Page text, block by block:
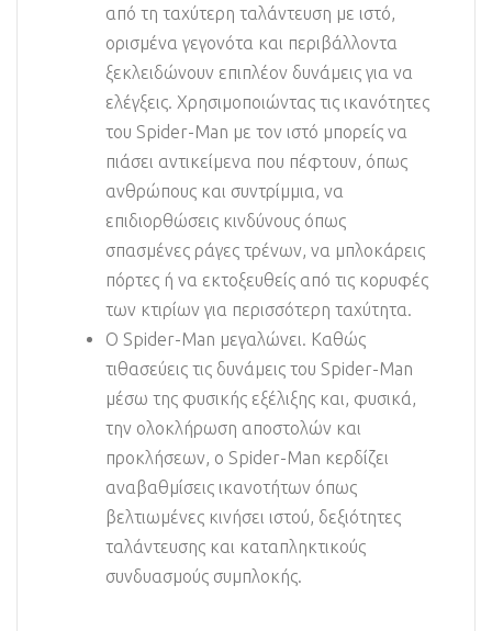
από τη ταχύτερη ταλάντευση με ιστό,
ορισμένα γεγονότα και περιβάλλοντα
ξεκλειδώνουν επιπλέον δυνάμεις για να
ελέγξεις. Χρησιμοποιώντας τις ικανότητες
του Spider-Man με τον ιστό μπορείς να
πιάσει αντικείμενα που πέφτουν, όπως
ανθρώπους και συντρίμμια, να
επιδιορθώσεις κινδύνους όπως
σπασμένες ράγες τρένων, να μπλοκάρεις
πόρτες ή να εκτοξευθείς από τις κορυφές
των κτιρίων για περισσότερη ταχύτητα.
Ο Spider-Man μεγαλώνει. Καθώς
τιθασεύεις τις δυνάμεις του Spider-Man
μέσω της φυσικής εξέλιξης και, φυσικά,
την ολοκλήρωση αποστολών και
προκλήσεων, ο Spider-Man κερδίζει
αναβαθμίσεις ικανοτήτων όπως
βελτιωμένες κινήσει ιστού, δεξιότητες
ταλάντευσης και καταπληκτικούς
συνδυασμούς συμπλοκής.